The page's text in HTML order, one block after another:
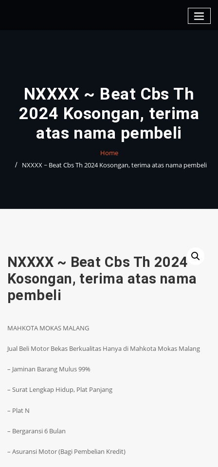
NXXXX ~ Beat Cbs Th
2024 Kosongan, terima
atas nama pembeli
Home
NXXXX ~ Beat Cbs Th 2024 Kosongan, terima atas nama pembeli
NXXXX ~ Beat Cbs Th 2024
Kosongan, terima atas nama
pembeli
MAHKOTA MOKAS MALANG
Jual Beli Motor Bekas Berkualitas Hanya di Mahkota Mokas Malang
– Jaminan Barang Mulus 99%
– Surat Lengkap Hidup, Plat Panjang
– Plat N
– Bergaransi 6 Bulan
– Asuransi Motor (Bagi Pembelian Kredit)